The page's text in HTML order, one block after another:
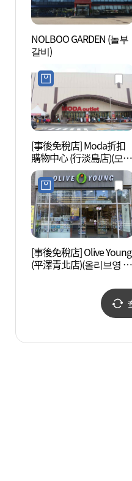
NOLBOO GARDEN (놀부
갈비)
[事後免稅店] Moda折扣
購物中心 (行淡島店)(모다
아울렛 행담도점)
[事後免稅店] Olive Young
(平澤青北店)(올리브영 평